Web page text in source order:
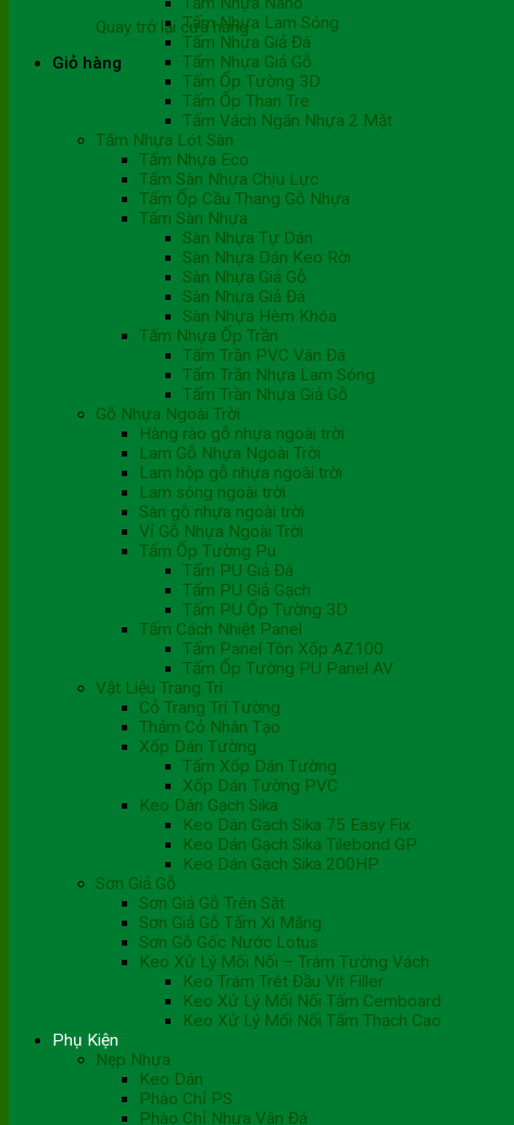
Quay trở lại cửa hàng
Giỏ hàng
Tấm Nhựa Lam Sóng
Tấm Nhựa Giả Đá
Tấm Nhựa Giả Gỗ
Tấm Ốp Tường 3D
Tấm Ốp Than Tre
Tấm Vách Ngăn Nhựa 2 Mặt
Tấm Nhựa Lót Sàn
Tấm Nhựa Eco
Tấm Sàn Nhựa Chịu Lực
Tấm Ốp Cầu Thang Gỗ Nhựa
Tấm Sàn Nhựa
Sàn Nhựa Tự Dán
Sàn Nhựa Dán Keo Rời
Sàn Nhựa Giả Gỗ
Sàn Nhựa Giả Đá
Sàn Nhựa Hèm Khóa
Tấm Nhựa Ốp Trần
Tấm Trần PVC Vân Đá
Tấm Trần Nhựa Lam Sóng
Tấm Trần Nhựa Giả Gỗ
Gỗ Nhựa Ngoài Trời
Hàng rào gỗ nhựa ngoài trời
Lam Gỗ Nhựa Ngoài Trời
Lam hộp gỗ nhựa ngoài trời
Lam sóng ngoài trời
Sàn gỗ nhựa ngoài trời
Vỉ Gỗ Nhựa Ngoài Trời
Tấm Ốp Tường Pu
Tấm PU Giả Đá
Tấm PU Giả Gạch
Tấm PU Ốp Tường 3D
Tấm Cách Nhiệt Panel
Tấm Panel Tôn Xốp AZ100
Tấm Ốp Tường PU Panel AV
Vật Liệu Trang Trí
Cỏ Trang Trí Tường
Thảm Cỏ Nhân Tạo
Xốp Dán Tường
Tấm Xốp Dán Tường
Xốp Dán Tường PVC
Keo Dán Gạch Sika
Keo Dán Gạch Sika 75 Easy Fix
Keo Dán Gạch Sika Tilebond GP
Keo Dán Gạch Sika 200HP
Sơn Giả Gỗ
Sơn Giả Gỗ Trên Sắt
Sơn Giả Gỗ Tấm Xi Măng
Sơn Gỗ Gốc Nước Lotus
Keo Xử Lý Mối Nối – Trám Tường Vách
Keo Trám Trét Đầu Vít Filler
Keo Xử Lý Mối Nối Tấm Cemboard
Keo Xử Lý Mối Nối Tấm Thạch Cao
Phụ Kiện
Nẹp Nhựa
Keo Dán
Phào Chỉ PS
Phào Chỉ Nhựa Vân Đá